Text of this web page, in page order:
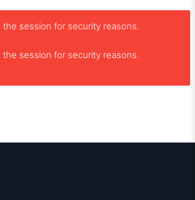
session for security reasons.
session for security reasons.